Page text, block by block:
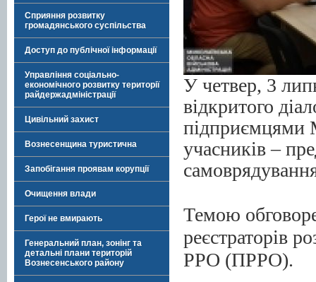
Сприяння розвитку
громадянського суспільства
Доступ до публічної інформації
Управління соціально-
економічного розвитку території
райдержадміністрації
Цивільний захист
Вознесенщина туристична
Запобігання проявам корупції
Очищення влади
Герої не вмирають
Генеральний план, зонінг та
детальні плани територій
Вознесенського району
У четвер, 3
відкритого
підприємцями
учасників –
Темою
реєстраторів
РРО (ПРРО).